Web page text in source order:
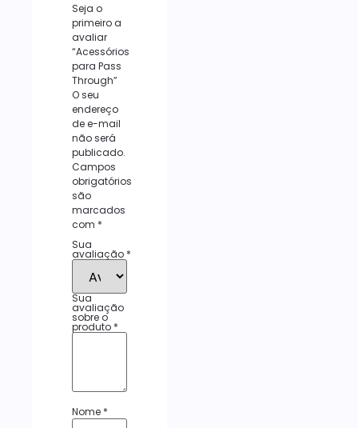
Seja o
primeiro a
avaliar
“Acessórios
para Pass
Through”
O seu
endereço
de e-mail
não será
publicado.
Campos
obrigatórios
são
marcados
com *
Sua
avaliação *
Sua
avaliação
sobre o
produto *
Nome *